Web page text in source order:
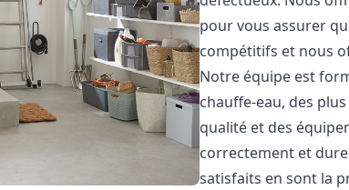
pour vous assurer
compétitifs et nous
Notre équipe est
chauffe-eau, des
qualité et des
correctement et
satisfaits en sont la